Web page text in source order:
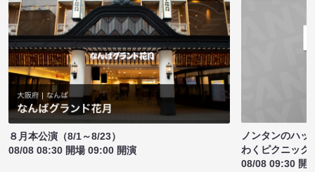
８月本公演（8/1～8/23）
08/08 08:30 開場 09:00 開演
ノンタンのハッ
わくピクニック
08/08 09:30 開